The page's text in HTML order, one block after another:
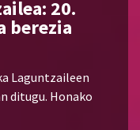
20.
berezia
Laguntzaileen
ditugu. Honako